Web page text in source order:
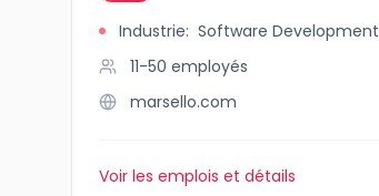
Industrie: Software Development
11-50 employés
marsello.com
Voir les emplois et détails